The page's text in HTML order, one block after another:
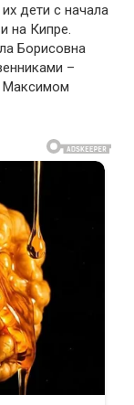
дети с начала
на Кипре.
Борисовна
–
Максимом